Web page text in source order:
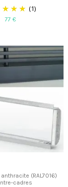
(1)
77 €
(RAL7016)
cadres